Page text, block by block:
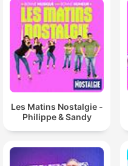
Les Matins Nostalgie -
Philippe & Sandy